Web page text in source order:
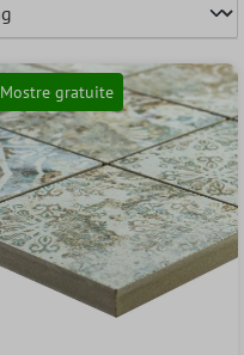
Mostre gratuite